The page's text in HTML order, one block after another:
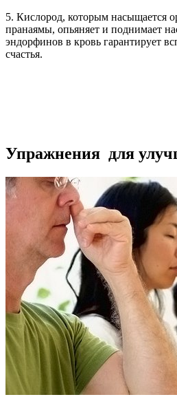
5. Кислород, которым насыщается
пранаямы, опьяняет и поднимает
эндорфинов в кровь гарантирует
счастья.
Упражнения для